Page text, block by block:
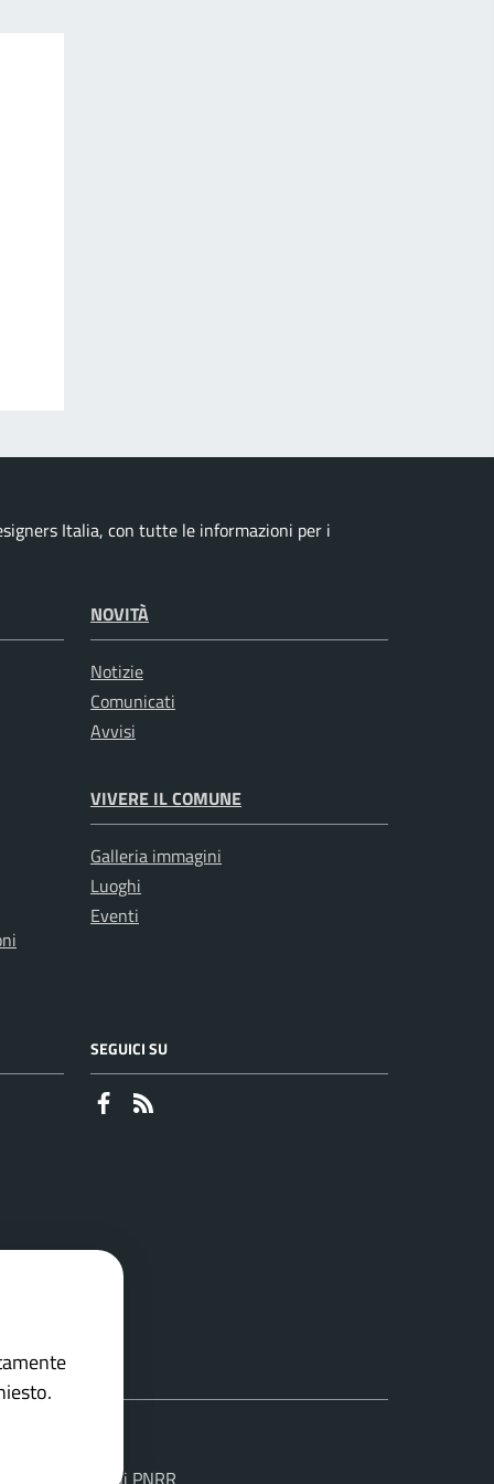
Italia, con tutte le informazioni per i
NOVITÀ
Notizie
Comunicati
Avvisi
VIVERE IL COMUNE
Galleria immagini
Luoghi
Eventi
SEGUICI SU
Faceboook
Soluzione Comuni PNRR